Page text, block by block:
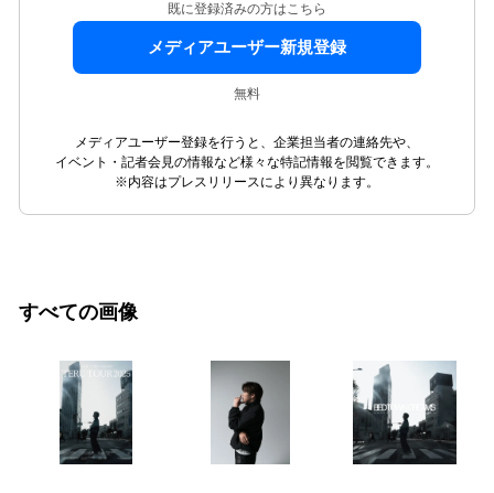
既に登録済みの方はこちら
メディアユーザー新規登録
無料
メディアユーザー登録を行うと、企業担当者の連絡先や、
イベント・記者会見の情報など様々な特記情報を閲覧できます。
※内容はプレスリリースにより異なります。
すべての画像